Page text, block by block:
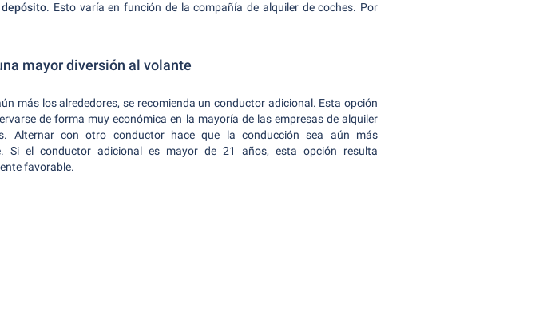
depósito. Esto varía en función de la compañía de alquiler de coches. Por
mayor diversión al volante
más los alrededores, se recomienda un conductor adicional. Esta opción
de forma muy económica en la mayoría de las empresas de alquiler
Alternar con otro conductor hace que la conducción sea aún más
Si el conductor adicional es mayor de 21 años, esta opción resulta
favorable.